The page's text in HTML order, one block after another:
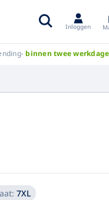
Inloggen
binnen twee
7XL